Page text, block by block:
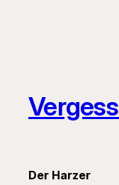
Der Harzer